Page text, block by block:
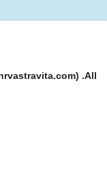
.All